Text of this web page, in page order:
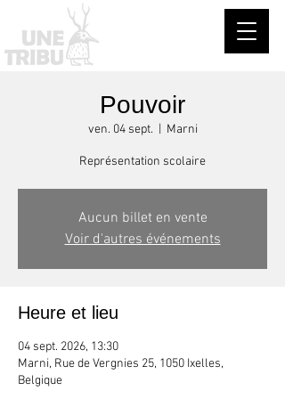
Pouvoir
ven. 04 sept. Marni
Représentation scolaire
Aucun billet en vente
Voir d'autres événements
Heure et lieu
04 sept. 2026, 13:30
Marni, Rue de Vergnies 25, 1050 Ixelles,
Belgique